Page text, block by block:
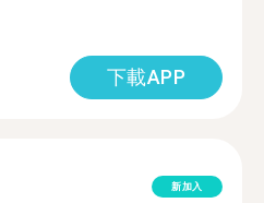
下載APP
新加入